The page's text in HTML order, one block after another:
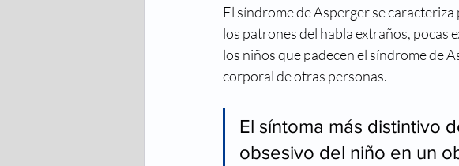
El síndrome de Asperger se
los patrones del habla extraños, pocas
los niños que padecen el síndrome de
corporal de otras personas.
El síntoma más distintivo
obsesivo del niño en un